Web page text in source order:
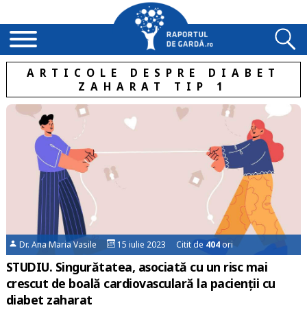
ARTICOLE DESPRE DIABET
ZAHARAT TIP 1
Dr. Ana Maria Vasile 15 iulie 2023 Citit de 404ori
STUDIU. Singurătatea, asociată cu un risc mai
crescut de boală cardiovasculară la pacienții cu
diabet zaharat